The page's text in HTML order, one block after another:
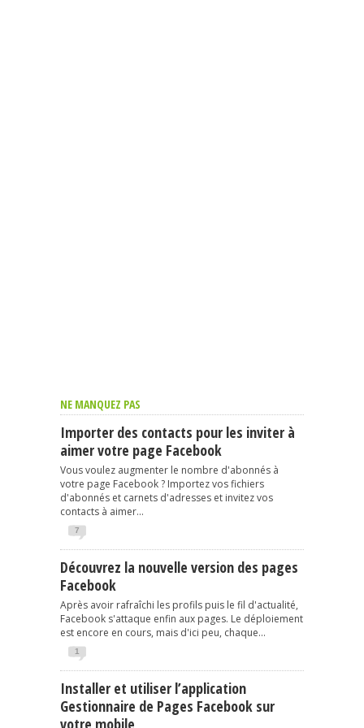
NE MANQUEZ PAS
Importer des contacts pour les inviter à
aimer votre page Facebook
Vous voulez augmenter le nombre d'abonnés à
votre page Facebook ? Importez vos fichiers
d'abonnés et carnets d'adresses et invitez vos
contacts à aimer...
7
Découvrez la nouvelle version des pages
Facebook
Après avoir rafraîchi les profils puis le fil d'actualité,
Facebook s'attaque enfin aux pages. Le déploiement
est encore en cours, mais d'ici peu, chaque...
1
Installer et utiliser l’application
Gestionnaire de Pages Facebook sur
votre mobile